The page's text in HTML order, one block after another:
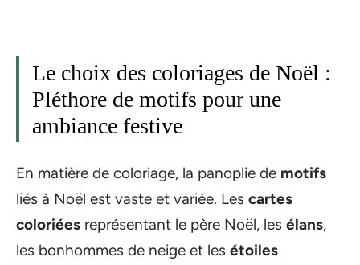
Le choix des coloriages de Noël :
Pléthore de motifs pour une
ambiance festive
En matière de coloriage, la panoplie de motifs
liés à Noël est vaste et variée. Les cartes
coloriées représentant le père Noël, les élans,
les bonhommes de neige et les étoiles